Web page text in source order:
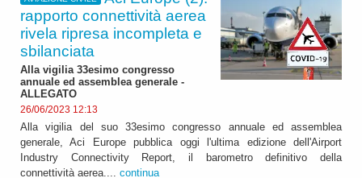
rapporto connettività aerea
rivela ripresa incompleta e
sbilanciata
Alla vigilia 33esimo congresso
annuale ed assemblea generale -
ALLEGATO
26/06/2023 12:13
Alla vigilia del suo 33esimo congresso annuale ed assemblea
generale, Aci Europe pubblica oggi l'ultima edizione dell'Airport
Industry Connectivity Report, il barometro definitivo della
connettività aerea.... continua